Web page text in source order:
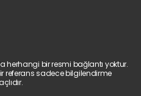
herhangi bir resmi bağlantı yoktur.
referans sadece bilgilendirme